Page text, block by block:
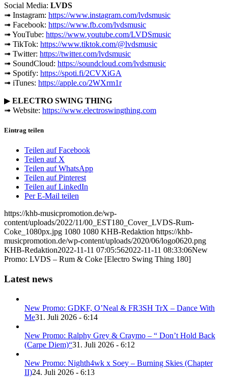
Social Media: LVDS
➟ Instagram: https://www.instagram.com/lvdsmusic
➟ Facebook: https://www.fb.com/lvdsmusic
➟ YouTube: https://www.youtube.com/LVDSmusic
➟ TikTok: https://www.tiktok.com/@lvdsmusic
➟ Twitter: https://twitter.com/lvdsmusic
➟ SoundCloud: https://soundcloud.com/lvdsmusic
➟ Spotify: https://spoti.fi/2CVXiGA
➟ iTunes: https://apple.co/2WXrm1r
▶ ELECTRO SWING THING
➟ Website: https://www.electroswingthing.com
Eintrag teilen
Teilen auf Facebook
Teilen auf X
Teilen auf WhatsApp
Teilen auf Pinterest
Teilen auf LinkedIn
Per E-Mail teilen
https://khb-musicpromotion.de/wp-
content/uploads/2022/11/00_EST180_Cover_LVDS-Rum-
Coke_1080px.jpg 1080 1080 KHB-Redaktion https://khb-
musicpromotion.de/wp-content/uploads/2020/06/logo0620.png
KHB-Redaktion2022-11-11 07:05:562022-11-11 08:33:06New
Promo: LVDS – Rum & Coke [Electro Swing Thing 180]
Latest news
New Promo: GDKF, O’Neal & FR3SH TrX – Dance With
Me31. Juli 2026 - 6:14
New Promo: Ralphy Grey & Craymo – “ Don’t Hold Back
(Carpe Diem)“31. Juli 2026 - 6:12
New Promo: Nighth4wk x Soey – Burning Skies (Chapter
II)24. Juli 2026 - 6:13